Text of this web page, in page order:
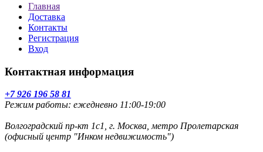
Главная
Доставка
Контакты
Регистрация
Вход
Контактная информация
+7 926 196 58 81
Режим работы: ежедневно 11:00-19:00
Волгоградский пр-кт 1с1, г. Москва, метро Пролетарская
(офисный центр "Инком недвижимость")